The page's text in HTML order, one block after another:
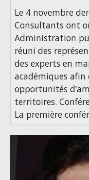
Le 4 novembre
Consultants ont
Administration
réuni des
des experts en
académiques afin
opportunités
territoires.
La première